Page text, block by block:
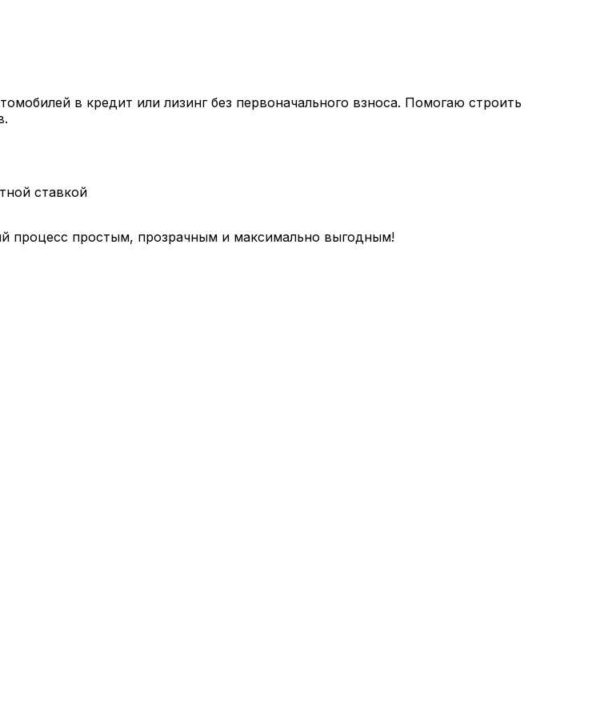
в кредит или лизинг без первоначального взноса. Помогаю строить
ставкой
процесс простым, прозрачным и максимально выгодным!